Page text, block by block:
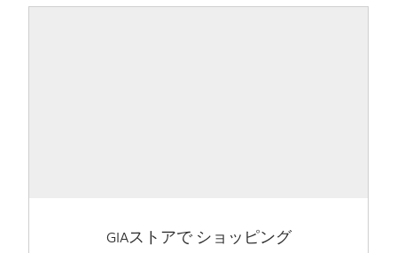
GIAストアで ショッピング